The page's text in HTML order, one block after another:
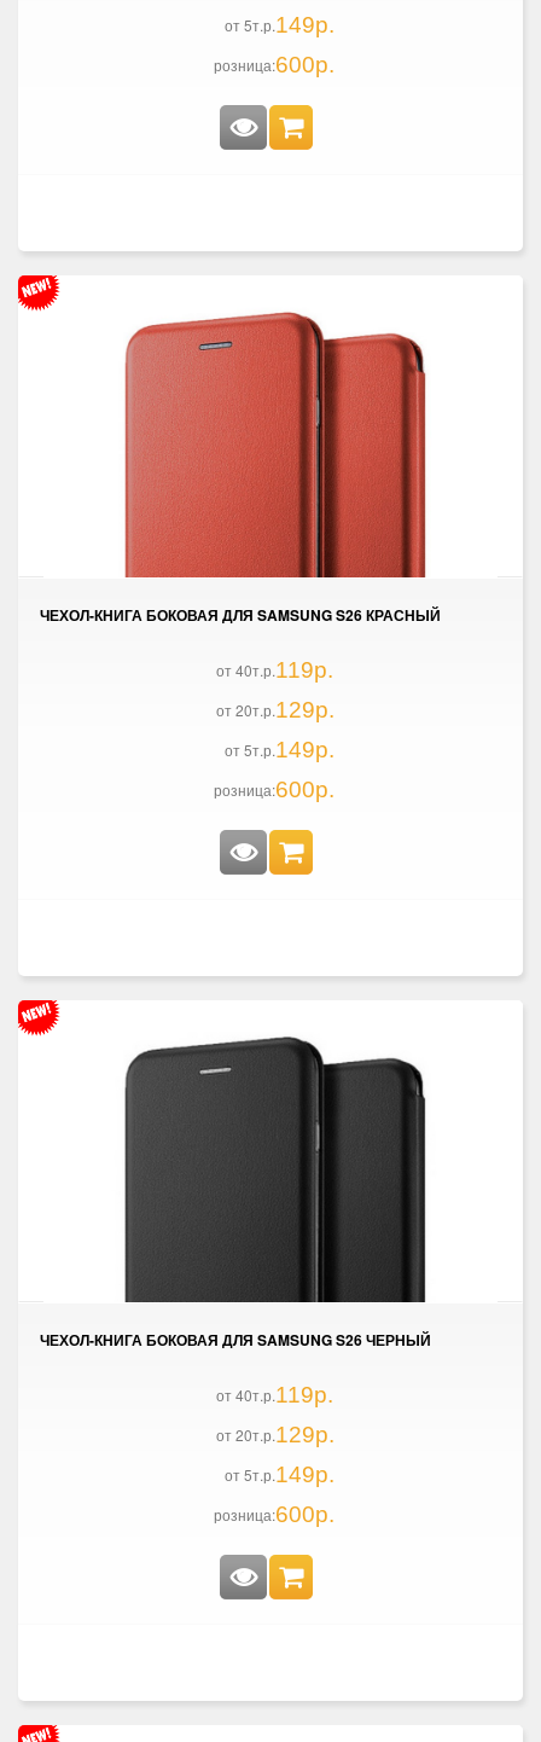
от 5т.р.149р.
розница:600р.
ЧЕХОЛ-КНИГА БОКОВАЯ ДЛЯ SAMSUNG S26 КРАСНЫЙ
от 40т.р.119р.
от 20т.р.129р.
от 5т.р.149р.
розница:600р.
ЧЕХОЛ-КНИГА БОКОВАЯ ДЛЯ SAMSUNG S26 ЧЕРНЫЙ
от 40т.р.119р.
от 20т.р.129р.
от 5т.р.149р.
розница:600р.